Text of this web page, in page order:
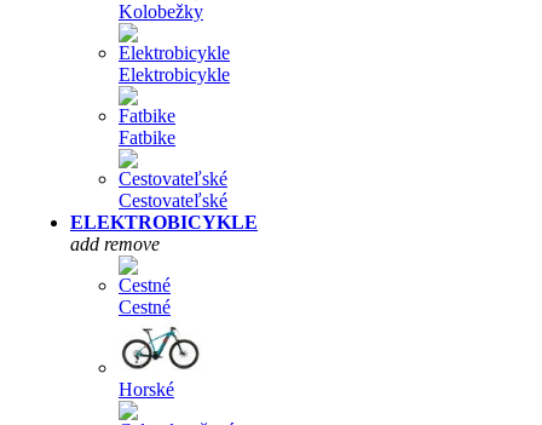
Kolobežky
Elektrobicykle
Fatbike
Cestovateľské
ELEKTROBICYKLE
add remove
Cestné
Horské